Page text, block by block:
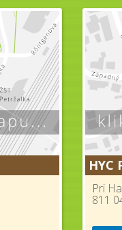
HYC
Pri
811